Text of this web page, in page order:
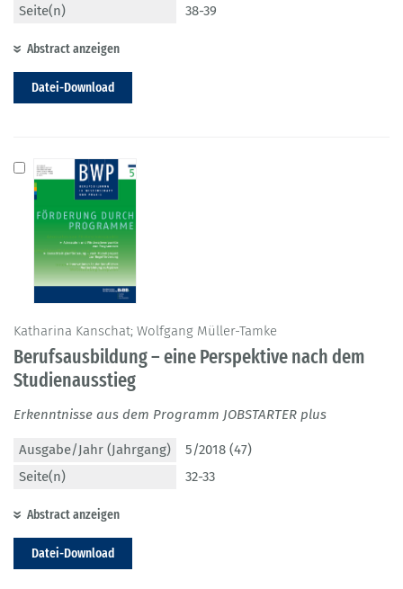
Seite(n) 38-39
Abstract anzeigen
Datei-Download
Katharina Kanschat; Wolfgang Müller-Tamke
Berufsausbildung – eine Perspektive nach dem
Studienausstieg
Erkenntnisse aus dem Programm JOBSTARTER plus
Ausgabe/Jahr (Jahrgang)
5/2018 (47)
Seite(n)
32-33
Abstract anzeigen
Datei-Download